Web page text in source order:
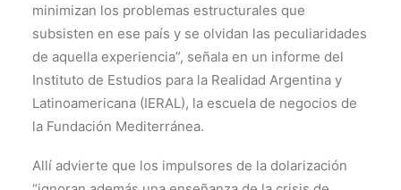
minimizan los problemas estructurales que
subsisten en ese país y se olvidan las peculiaridades
de aquella experiencia”, señala en un informe del
Instituto de Estudios para la Realidad Argentina y
Latinoamericana (IERAL), la escuela de negocios de
la Fundación Mediterránea.
Allí advierte que los impulsores de la dolarización